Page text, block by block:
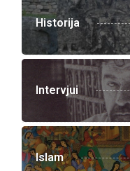
Historija
Intervjui
Islam